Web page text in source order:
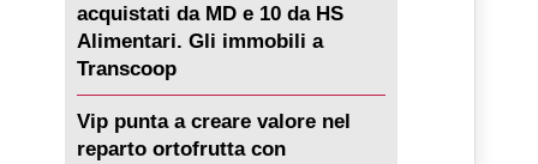
acquistati da MD e 10 da HS
Alimentari. Gli immobili a
Transcoop
Vip punta a creare valore nel
reparto ortofrutta con